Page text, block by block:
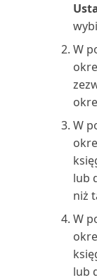
projektu
(raport)
(raport)
(raport)
(raport
Tablica
W
W
lub
niż
W
lub